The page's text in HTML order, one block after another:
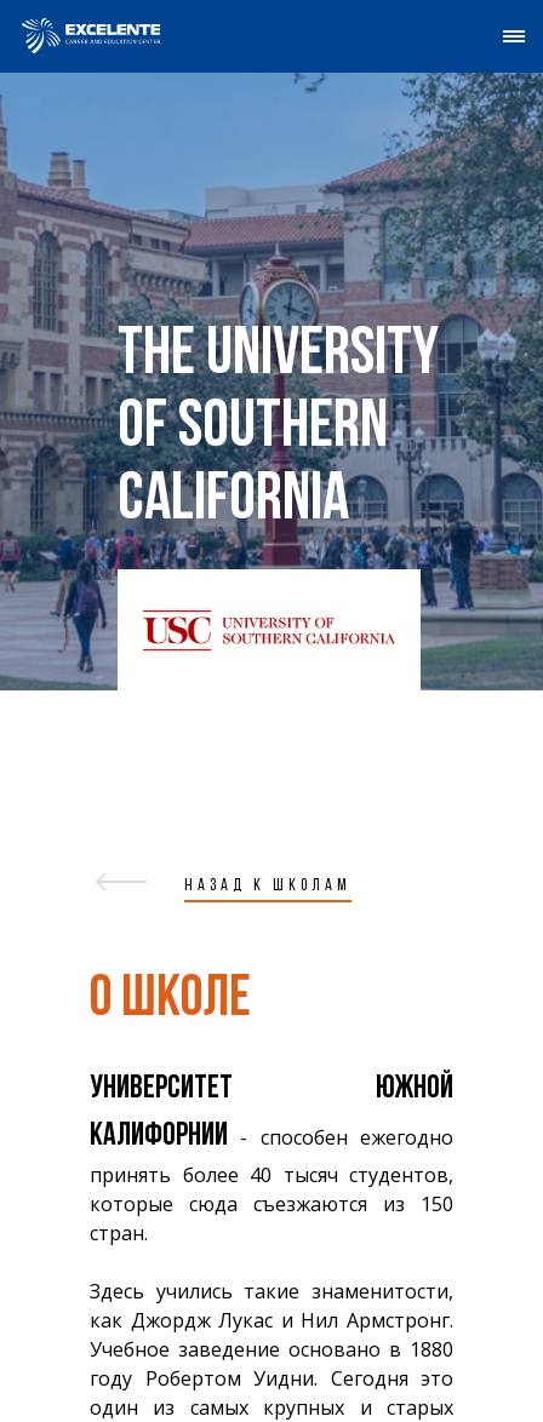
The University
of Southern
California
НАЗАД К ШКОЛАМ
О ШКОЛЕ
УНИВЕРСИТЕТ ЮЖНОЙ
КАЛИФОРНИИ - способен ежегодно
принять более 40 тысяч студентов,
которые сюда съезжаются из 150
стран.
Здесь учились такие знаменитости,
как Джордж Лукас и Нил Армстронг.
Учебное заведение основано в 1880
году Робертом Уидни. Сегодня это
один из самых крупных и старых